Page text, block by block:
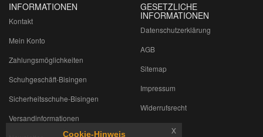
Cookie-Hinweis x
INFORMATIONEN
Kontakt
Mein Konto
Zahlungsmöglichkeiten
Schuhgeschäft-Bisingen
Sicherheitsschuhe-Bisingen
Versandinformationen
GESETZLICHE
INFORMATIONEN
Datenschutzerklärung
AGB
Sitemap
Impressum
Widerrufsrecht